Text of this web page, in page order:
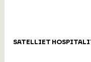
SATELLIET